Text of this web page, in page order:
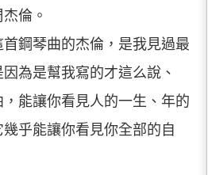
倫。
鋼琴曲的杰倫，是我見過最
為是幫我寫的才這么說、
能讓你看見人的一生、年的
乎能讓你看見你全部的自